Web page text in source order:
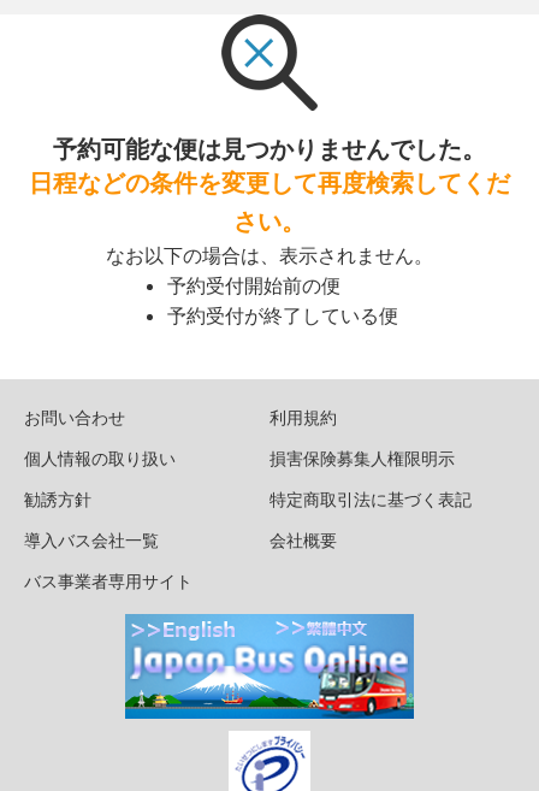
予約可能な便は見つかりませんでした。
日程などの条件を変更して再度検索してくだ
さい。
なお以下の場合は、表示されません。
予約受付開始前の便
予約受付が終了している便
お問い合わせ
利用規約
個人情報の取り扱い
損害保険募集人権限明示
勧誘方針
特定商取引法に基づく表記
導入バス会社一覧
会社概要
バス事業者専用サイト